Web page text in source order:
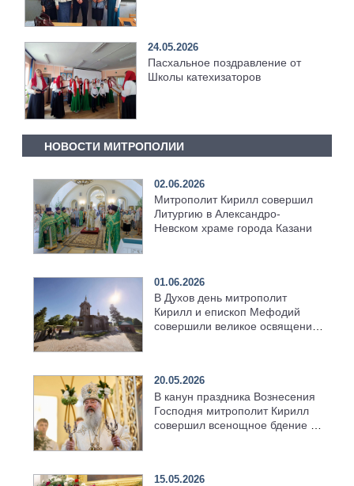
24.05.2026
Пасхальное поздравление от
Школы катехизаторов
НОВОСТИ МИТРОПОЛИИ
02.06.2026
Митрополит Кирилл совершил
Литургию в Александро-
Невском храме города Казани
01.06.2026
В Духов день митрополит
Кирилл и епископ Мефодий
совершили великое освящение
20.05.2026
В канун праздника Вознесения
Господня митрополит Кирилл
совершил всенощное бдение в
15.05.2026